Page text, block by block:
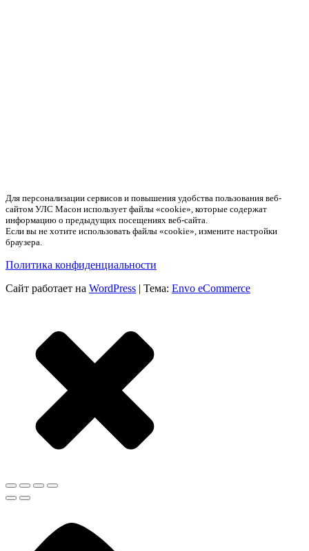
Для персонализации сервисов и повышения удобства пользования веб-
сайтом УЛС Масон использует файлы «cookie», которые содержат
информацию о предыдущих посещениях веб-сайта.
Если вы не хотите использовать файлы «cookie», измените настройки
браузера.
Политика конфиденциальности
Сайт работает на WordPress | Тема: Envo eCommerce